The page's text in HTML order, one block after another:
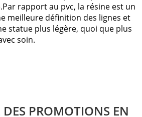
rapport au pvc, la résine est un
meilleure définition des lignes et
statue plus légère, quoi que plus
soin.
DES PROMOTIONS EN